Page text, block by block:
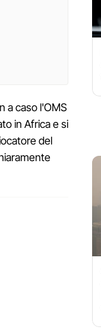
a caso l'OMS
in Africa e si
del